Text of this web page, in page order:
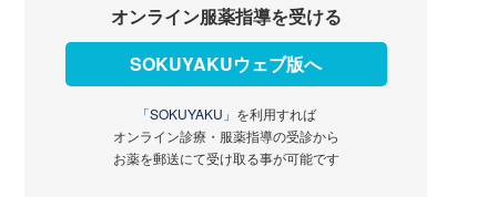
オンライン服薬指導を受ける
SOKUYAKUウェブ版へ
「SOKUYAKU」 を利用すれば
オンライン診療・服薬指導の受診から
お薬を郵送にて受け取る事が可能です